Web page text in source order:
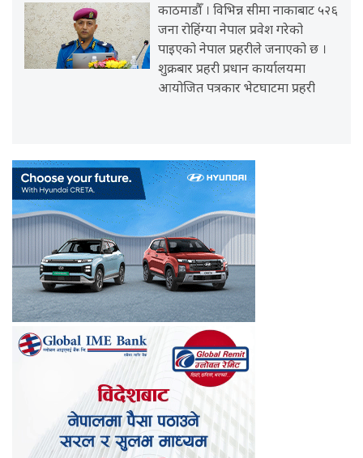
काठमाडौँ । विभिन्न सीमा नाकाबाट ५२६
जना रोहिंग्या नेपाल प्रवेश गरेको
पाइएको नेपाल प्रहरीले जनाएको छ ।
शुक्रबार प्रहरी प्रधान कार्यालयमा
आयोजित पत्रकार भेटघाटमा प्रहरी